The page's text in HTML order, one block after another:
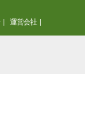
運営会社